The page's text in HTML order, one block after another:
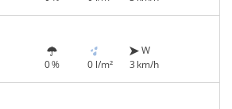
0 % 0 l/m²
W
3 km/h